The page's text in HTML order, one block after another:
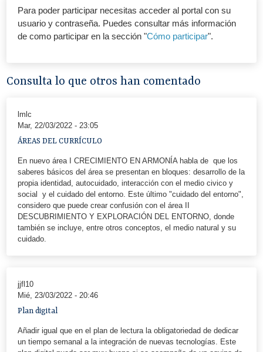
Para poder participar necesitas acceder al portal con su
usuario y contraseña. Puedes consultar más información
de como participar en la sección "Cómo participar".
Consulta lo que otros han comentado
lmlc
Mar, 22/03/2022 - 23:05
ÁREAS DEL CURRÍCULO
En nuevo área I CRECIMIENTO EN ARMONÍA habla de que los
saberes básicos del área se presentan en bloques: desarrollo de la
propia identidad, autocuidado, interacción con el medio civico y
social y el cuidado del entorno. Este último "cuidado del entorno",
considero que puede crear confusión con el área II
DESCUBRIMIENTO Y EXPLORACIÓN DEL ENTORNO, donde
también se incluye, entre otros conceptos, el medio natural y su
cuidado.
jjfl10
Mié, 23/03/2022 - 20:46
Plan digital
Añadir igual que en el plan de lectura la obligatoriedad de dedicar
un tiempo semanal a la integración de nuevas tecnologías. Este